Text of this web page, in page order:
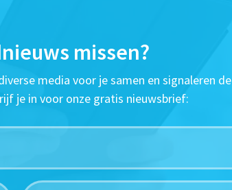
missen?
media voor je samen en signaleren de
je in voor onze gratis nieuwsbrief: